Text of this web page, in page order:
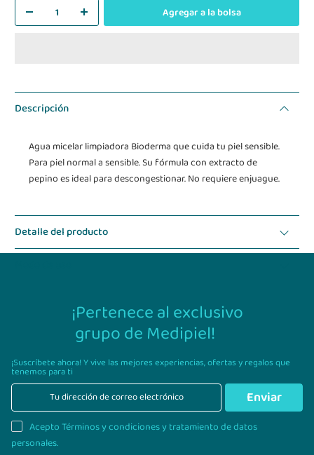
Agregar a la bolsa
Descripción
Agua micelar limpiadora Bioderma que cuida tu piel sensible.
Para piel normal a sensible. Su fórmula con extracto de
pepino es ideal para descongestionar. No requiere enjuague.
Detalle del producto
¡Pertenece al exclusivo
grupo de Medipiel!
¡Suscríbete ahora! Y vive las mejores experiencias,ofertas y regalos que
tenemos para ti
Enviar
Acepto Términos y condiciones y tratamiento de datos
personales.